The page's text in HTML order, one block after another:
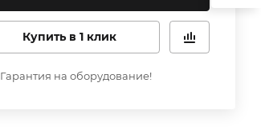
Купить в 1 клик
Гарантия на оборудование!